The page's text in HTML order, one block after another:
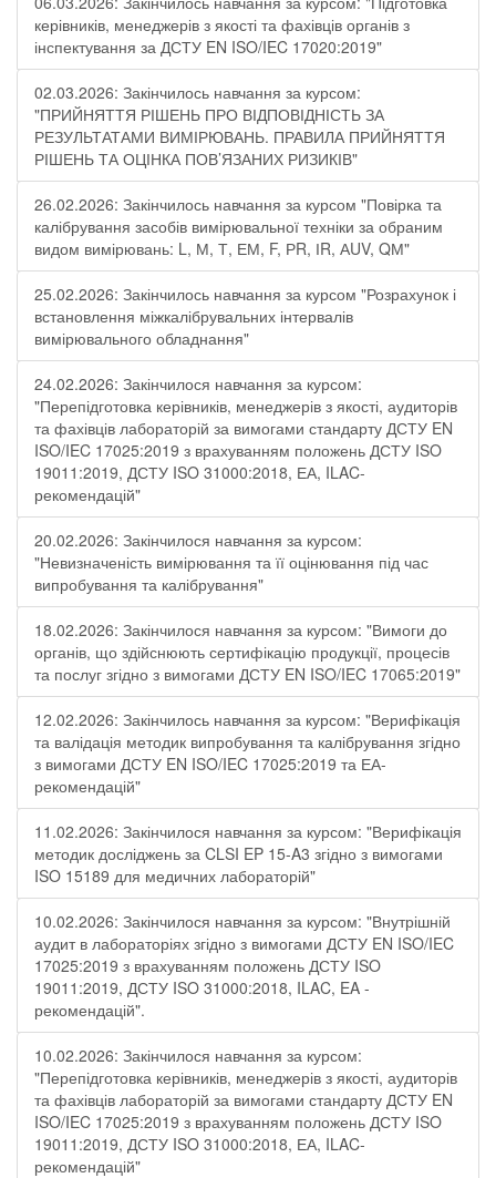
керівників, менеджерів з якості та фахівців органів з
інспектування за ДСТУ EN ISO/IEC 17020:2019"
02.03.2026: Закінчилось навчання за курсом:
"ПРИЙНЯТТЯ РІШЕНЬ ПРО ВІДПОВІДНІСТЬ ЗА
РЕЗУЛЬТАТАМИ ВИМІРЮВАНЬ. ПРАВИЛА ПРИЙНЯТТЯ
РІШЕНЬ ТА ОЦІНКА ПОВ’ЯЗАНИХ РИЗИКІВ"
26.02.2026: Закінчилось навчання за курсом "Повірка та
калібрування засобів вимірювальної техніки за обраним
видом вимірювань: L, М, Т, ЕМ, F, РR, ІR, АUV, QМ"
25.02.2026: Закінчилось навчання за курсом "Розрахунок і
встановлення міжкалібрувальних інтервалів
вимірювального обладнання"
24.02.2026: Закінчилося навчання за курсом:
"Перепідготовка керівників, менеджерів з якості, аудиторів
та фахівців лабораторій за вимогами стандарту ДСТУ EN
ISO/IEC 17025:2019 з врахуванням положень ДСТУ ISO
19011:2019, ДСТУ ISO 31000:2018, ЕА, ILAC-
рекомендацій"
20.02.2026: Закінчилося навчання за курсом:
"Невизначеність вимірювання та її оцінювання під час
випробування та калібрування"
18.02.2026: Закінчилося навчання за курсом: "Вимоги до
органів, що здійснюють сертифікацію продукції, процесів
та послуг згідно з вимогами ДСТУ EN ISO/IEC 17065:2019"
12.02.2026: Закінчилось навчання за курсом: "Верифікація
та валідація методик випробування та калібрування згідно
з вимогами ДСТУ EN ISO/IEC 17025:2019 та ЕА-
рекомендацій"
11.02.2026: Закінчилося навчання за курсом: "Верифікація
методик досліджень за CLSI EP 15-A3 згідно з вимогами
ISO 15189 для медичних лабораторій"
10.02.2026: Закінчилося навчання за курсом: "Внутрішній
аудит в лабораторіях згідно з вимогами ДСТУ EN ISO/IEC
17025:2019 з врахуванням положень ДСТУ ISO
19011:2019, ДСТУ ISO 31000:2018, ILAC, EA -
рекомендацій".
10.02.2026: Закінчилося навчання за курсом:
"Перепідготовка керівників, менеджерів з якості, аудиторів
та фахівців лабораторій за вимогами стандарту ДСТУ EN
ISO/IEC 17025:2019 з врахуванням положень ДСТУ ISO
19011:2019, ДСТУ ISO 31000:2018, ЕА, ILAC-
рекомендацій"